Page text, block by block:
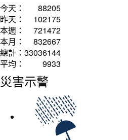
今天：
88205
昨天：
102175
本週：
721472
本月：
832667
總計： 33036144
平均：
9933
災害示警